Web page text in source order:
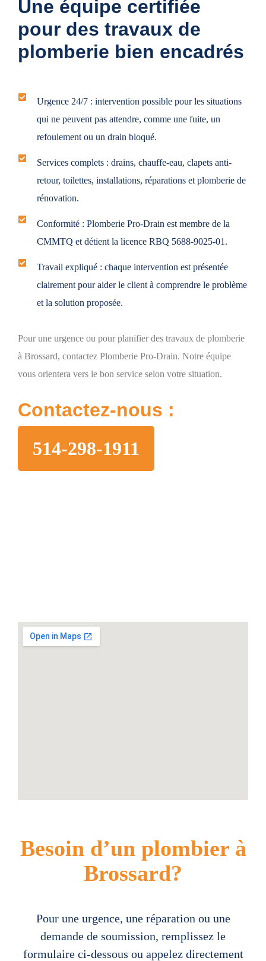
Une équipe certifiée
pour des travaux de
plomberie bien encadrés
Urgence 24/7 : intervention possible pour les situations
qui ne peuvent pas attendre, comme une fuite, un
refoulement ou un drain bloqué.
Services complets : drains, chauffe-eau, clapets anti-
retour, toilettes, installations, réparations et plomberie de
rénovation.
Conformité : Plomberie Pro-Drain est membre de la
CMMTQ et détient la licence RBQ 5688-9025-01.
Travail expliqué : chaque intervention est présentée
clairement pour aider le client à comprendre le problème
et la solution proposée.
Pour une urgence ou pour planifier des travaux de plomberie
à Brossard, contactez Plomberie Pro-Drain. Notre équipe
vous orientera vers le bon service selon votre situation.
Contactez-nous :
514-298-1911
Besoin d’un plombier à
Brossard?
Pour une urgence, une réparation ou une
demande de soumission, remplissez le
formulaire ci-dessous ou appelez directement